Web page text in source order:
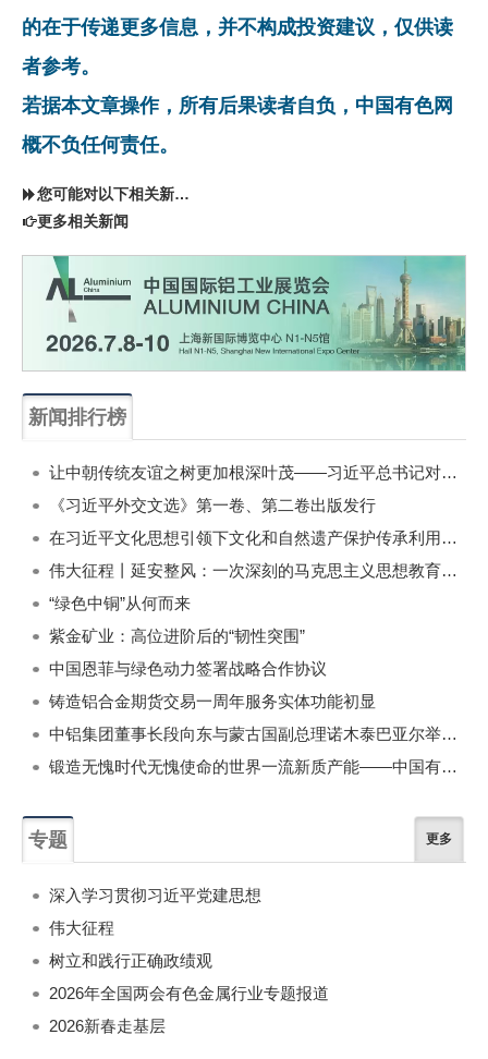
的在于传递更多信息，并不构成投资建议，仅供读
者参考。
若据本文章操作，所有后果读者自负，中国有色网
概不负任何责任。
您可能对以下相关新闻同样感兴趣
更多相关新闻
新闻排行榜
让中朝传统友谊之树更加根深叶茂——习近平总书记对朝鲜进行国事访问纪实
《习近平外交文选》第一卷、第二卷出版发行
在习近平文化思想引领下文化和自然遗产保护传承利用工作开创新局面
伟大征程丨延安整风：一次深刻的马克思主义思想教育运动
“绿色中铜”从何而来
紫金矿业：高位进阶后的“韧性突围”
中国恩菲与绿色动力签署战略合作协议
铸造铝合金期货交易一周年服务实体功能初显
中铝集团董事长段向东与蒙古国副总理诺木泰巴亚尔举行会谈
锻造无愧时代无愧使命的世界一流新质产能——中国有色金属工业的战略应对与破局之道（二）
专题 更多
深入学习贯彻习近平党建思想
伟大征程
树立和践行正确政绩观
2026年全国两会有色金属行业专题报道
2026新春走基层